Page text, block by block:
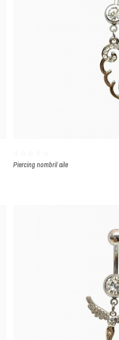
Piercing nombril aile